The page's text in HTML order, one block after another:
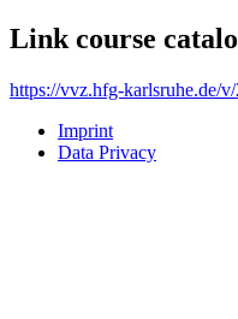
Link course
https://vvz.hfg-karlsruhe.de/
Imprint
Data Privacy